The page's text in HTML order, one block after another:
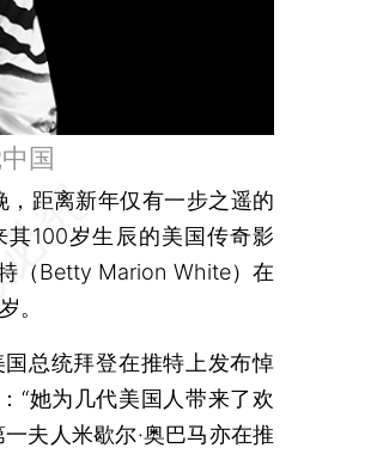
国
，距离新年仅有一步之遥的
100岁生辰的美国传奇影
（Betty Marion White）在
。
总统拜登在推特上发布悼
“她为几代美国人带来了欢
夫人米歇尔·奥巴马亦在推